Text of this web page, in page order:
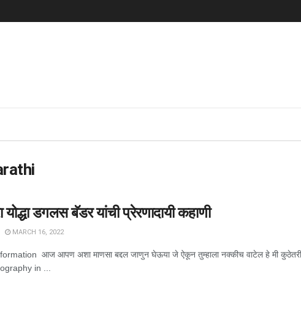
योद्धा डगलस बॅडर यांची प्रेरणादायी कहाणी
MARCH 16, 2022
आज आपण अशा माणसा बद्दल जाणुन घेऊया जे ऐकून तुम्हाला नक्कीच वाटेल हे मी
in ...